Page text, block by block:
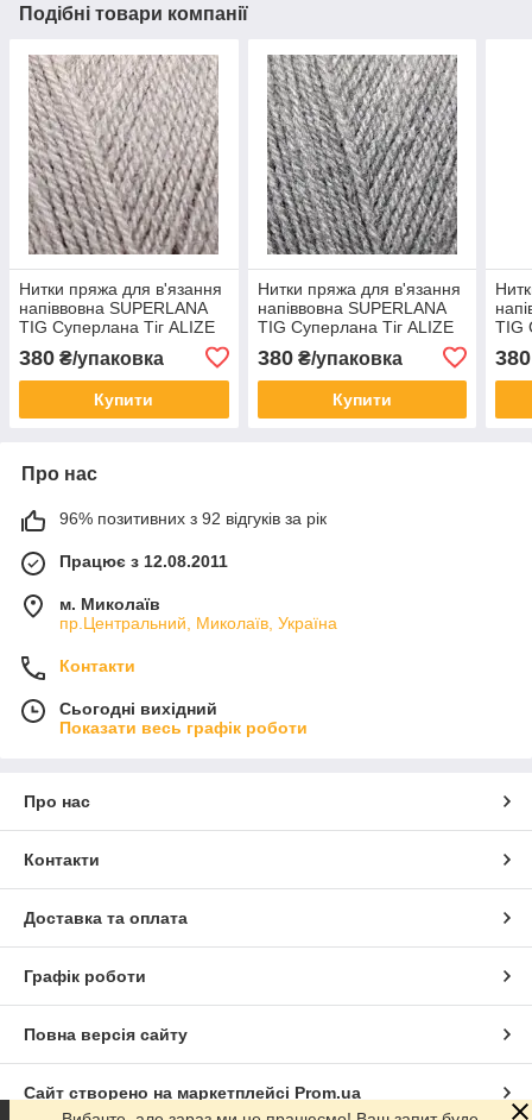
Подібні товари компанії
Нитки пряжа для в'язання
напіввовна SUPERLANA
TIG Суперлана Тіг ALIZE
Алізе № 652 попелястий
380 ₴/упаковка
Купити
Нитки пряжа для в'язання
напіввовна SUPERLANA
TIG Суперлана Тіг ALIZE
Алізе № 21 сірий меланж
380₴/упаковка
Купити
TIG
380
Про нас
96% позитивних з 92 відгуків за рік
Працює з 12.08.2011
м. Миколаїв
пр.Центральний, Миколаїв, Україна
Контакти
Сьогодні вихідний
Показати весь графік роботи
Про нас
Контакти
Доставка та оплата
Графік роботи
Повна версія сайту
Сайт створено на маркетплейсі Prom.ua